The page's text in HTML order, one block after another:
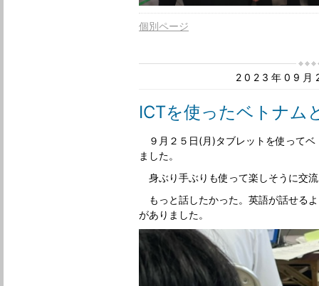
個別ページ
2023年09月
ICTを使ったベトナム
９月２５日(月)タブレットを使って
ました。
身ぶり手ぶりも使って楽しそうに交
もっと話したかった。英語が話せる
がありました。